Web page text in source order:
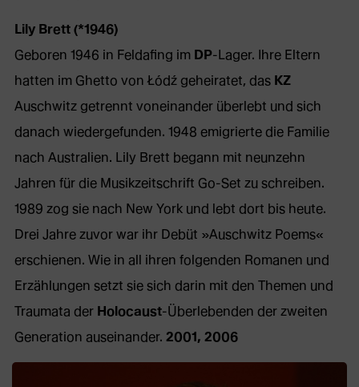
Lily Brett (*1946)
Geboren 1946 in Feldafing im DP-Lager. Ihre Eltern
hatten im Ghetto von Łódź geheiratet, das KZ
Auschwitz getrennt voneinander überlebt und sich
danach wiedergefunden. 1948 emigrierte die Familie
nach Australien. Lily Brett begann mit neunzehn
Jahren für die Musikzeitschrift Go-Set zu schreiben.
1989 zog sie nach New York und lebt dort bis heute.
Drei Jahre zuvor war ihr Debüt »Auschwitz Poems«
erschienen. Wie in all ihren folgenden Romanen und
Erzählungen setzt sie sich darin mit den Themen und
Traumata der Holocaust-Überlebenden der zweiten
Generation auseinander. 2001, 2006